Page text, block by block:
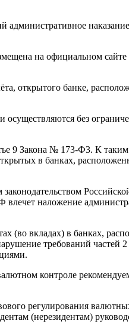
на официальном
открытого банке,
без
9 Закона № 173-Ф3. К
в банках,
наложение
(во вкладах) в банках,
требований частей
контроле
регулирования
(нерезидентам)